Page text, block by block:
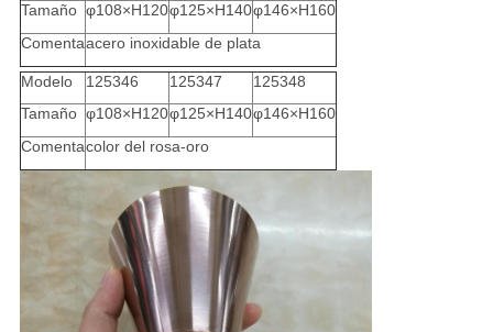
Tamaño φ108×H120φ125×H140φ146×H160
Comentaacero inoxidable de plata
Modelo 125346 125347
125348
Tamaño φ108×H120φ125×H140φ146×H160
Comentacolor del rosa-oro